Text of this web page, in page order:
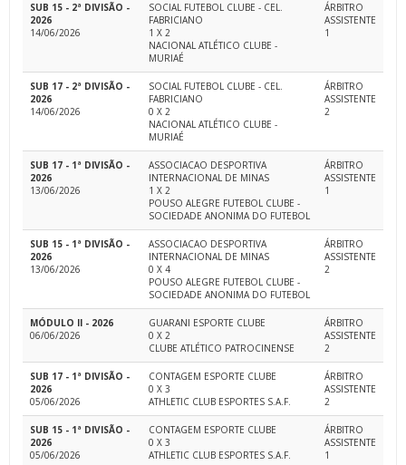
SUB 15 - 2ª DIVISÃO -
2026
14/06/2026
SOCIAL FUTEBOL CLUBE - CEL.
FABRICIANO
1 X 2
NACIONAL ATLÉTICO CLUBE -
MURIAÉ
ÁRBITRO
ASSISTENTE
1
SUB 17 - 2ª DIVISÃO -
2026
14/06/2026
SOCIAL FUTEBOL CLUBE - CEL.
FABRICIANO
0 X 2
NACIONAL ATLÉTICO CLUBE -
MURIAÉ
ÁRBITRO
ASSISTENTE
2
SUB 17 - 1ª DIVISÃO -
2026
13/06/2026
ASSOCIACAO DESPORTIVA
INTERNACIONAL DE MINAS
1 X 2
POUSO ALEGRE FUTEBOL CLUBE -
SOCIEDADE ANONIMA DO FUTEBOL
ÁRBITRO
ASSISTENTE
1
SUB 15 - 1ª DIVISÃO -
2026
13/06/2026
ASSOCIACAO DESPORTIVA
INTERNACIONAL DE MINAS
0 X 4
POUSO ALEGRE FUTEBOL CLUBE -
SOCIEDADE ANONIMA DO FUTEBOL
ÁRBITRO
ASSISTENTE
2
MÓDULO II - 2026
06/06/2026
GUARANI ESPORTE CLUBE
0 X 2
CLUBE ATLÉTICO PATROCINENSE
ÁRBITRO
ASSISTENTE
2
SUB 17 - 1ª DIVISÃO -
2026
05/06/2026
CONTAGEM ESPORTE CLUBE
0 X 3
ATHLETIC CLUB ESPORTES S.A.F.
ÁRBITRO
ASSISTENTE
2
SUB 15 - 1ª DIVISÃO -
2026
05/06/2026
CONTAGEM ESPORTE CLUBE
0 X 3
ATHLETIC CLUB ESPORTES S.A.F.
ÁRBITRO
ASSISTENTE
1